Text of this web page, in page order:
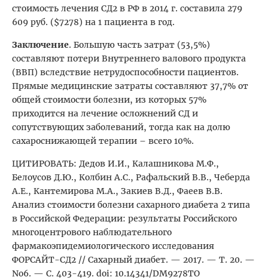
стоимость лечения СД2 в РФ в 2014 г. составила 279
609 руб. ($7278) на 1 пациента в год.
Заключение. Большую часть затрат (53,5%)
составляют потери Внутреннего валового продукта
(ВВП) вследствие нетрудоспособности пациентов.
Прямые медицинские затраты составляют 37,7% от
общей стоимости болезни, из которых 57%
приходится на лечение осложнений СД и
сопутствующих заболеваний, тогда как на долю
сахароснижающей терапии – всего 10%.
ЦИТИРОВАТЬ: Дедов И.И., Калашникова М.Ф.,
Белоусов Д.Ю., Колбин А.С., Рафальский В.В., Чеберда
А.Е., Кантемирова М.А., Закиев В.Д., Фаеев В.В.
Анализ стоимости болезни сахарного диабета 2 типа
в Российской Федерации: результаты Российского
многоцентрового наблюдательного
фармакоэпидемиологического исследования
ФОРСАЙТ-СД2 // Сахарный диабет. — 2017. — Т. 20. —
No6. — С. 403-419. doi: 10.14341/DM9278TO